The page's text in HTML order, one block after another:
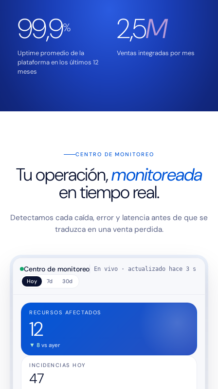
99,9%
Uptime promedio de la
plataforma en los últimos 12
meses
2,5M
Ventas integradas por mes
CENTRO DE MONITOREO
Tu operación,monitoreada
en tiempo real.
Detectamos cada caída, error y latencia antes de que se
traduzca en una venta perdida.
Centro de monitoreo
En vivo · actualizado hace 3 s
Hoy
7d 30d
RECURSOS AFECTADOS
12
▼ 8 vs ayer
INCIDENCIAS HOY
47